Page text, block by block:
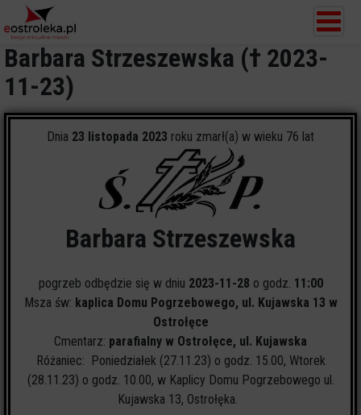
Barbara Strzeszewska († 2023-
11-23)
Dnia 23 listopada 2023 roku zmarł(a) w wieku 76 lat
Barbara Strzeszewska
pogrzeb odbędzie się w dniu 2023-11-28 o godz. 11:00
Msza św: kaplica Domu Pogrzebowego, ul. Kujawska 13 w
Ostrołęce
Cmentarz: parafialny w Ostrołęce, ul. Kujawska
Różaniec: Poniedziałek (27.11.23) o godz. 15.00, Wtorek
(28.11.23) o godz. 10.00, w Kaplicy Domu Pogrzebowego ul.
Kujawska 13, Ostrołęka.